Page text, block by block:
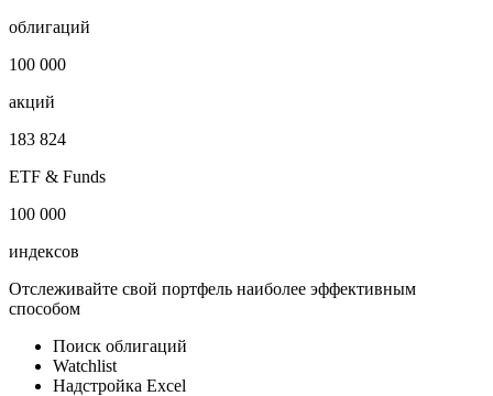
облигаций
100 000
акций
183 824
ETF & Funds
100 000
индексов
Отслеживайте свой портфель наиболее эффективным
способом
Поиск облигаций
Watchlist
Надстройка Excel